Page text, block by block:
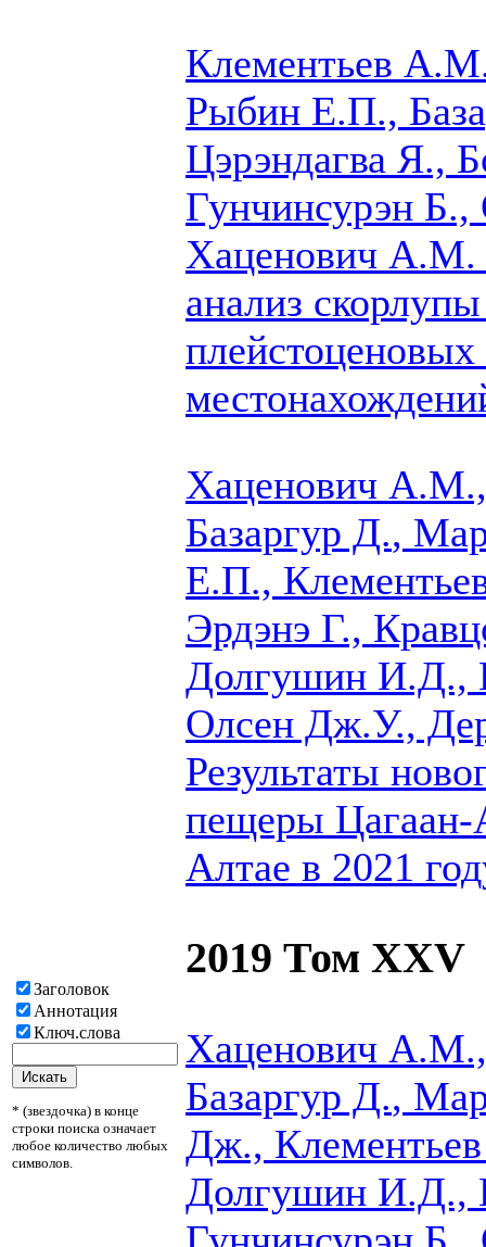
Заголовок
Аннотация
Ключ.слова
* (звездочка) в конце
строки поиска означает
любое количество любых
символов.
Клементьев
Рыбин Е.П.,
Цэрэндагва Я.,
Гунчинсурэн
Хаценович А.М.
анализ
Хаценович
Базаргур Д.,
Е.П.,
Эрдэнэ Г.,
Долгушин И.Д.,
Олсен Дж.У.,
Результаты
пещеры Цагаан-
Алтае в 2021
2019 Том XXV
Хаценович
Базаргур Д.,
Дж.,
Долгушин И.Д.,